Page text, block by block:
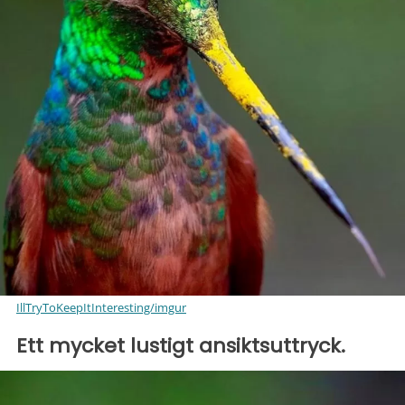
IllTryToKeepItInteresting/imgur
Ett mycket lustigt ansiktsuttryck.